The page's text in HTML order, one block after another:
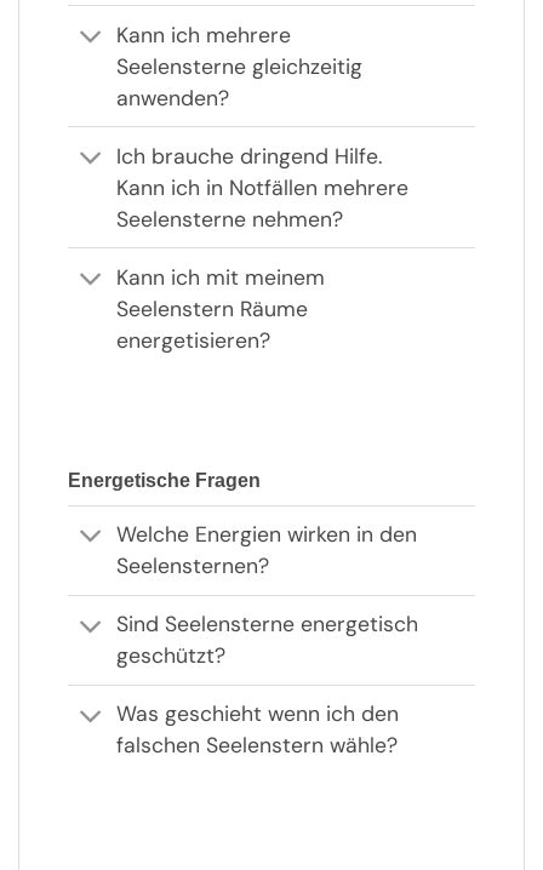
Kann ich mehrere
Seelensterne gleichzeitig
anwenden?
Ich brauche dringend Hilfe.
Kann ich in Notfällen mehrere
Seelensterne nehmen?
Kann ich mit meinem
Seelenstern Räume
energetisieren?
Energetische Fragen
Welche Energien wirken in den
Seelensternen?
Sind Seelensterne energetisch
geschützt?
Was geschieht wenn ich den
falschen Seelenstern wähle?